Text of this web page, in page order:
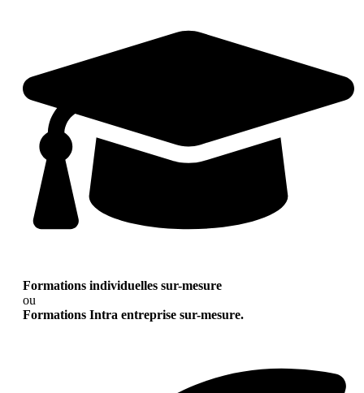
Formations individuelles sur-mesure
ou
Formations Intra entreprise sur-mesure.